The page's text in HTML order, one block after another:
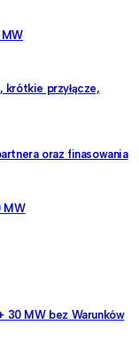
MW
krótkie przyłącze,
oraz finasowania
MW
30 MW bez Warunków